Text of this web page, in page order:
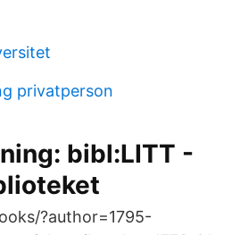
privatperson
bibl:LITT -
?author=1795-